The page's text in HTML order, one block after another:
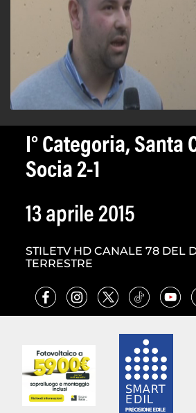
I° Categoria, Santa
Socia 2-1
13 aprile 2015
STILETV HD CANALE 78 DEL
TERRESTRE